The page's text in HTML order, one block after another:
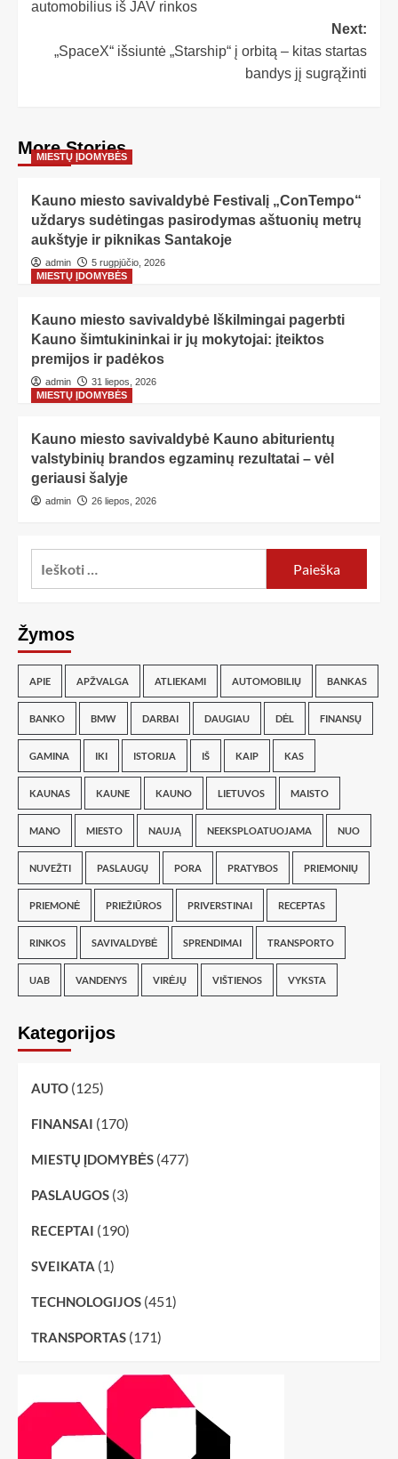
automobilius iš JAV rinkos
Next:
„SpaceX“ išsiuntė „Starship“ į orbitą – kitas startas
bandys jį sugrąžinti
More Stories
MIESTŲ ĮDOMYBĖS
Kauno miesto savivaldybė Festivalį „ConTempo“
uždarys sudėtingas pasirodymas aštuonių metrų
aukštyje ir piknikas Santakoje
admin
5 rugpjūčio, 2026
MIESTŲ ĮDOMYBĖS
Kauno miesto savivaldybė Iškilmingai pagerbti
Kauno šimtukininkai ir jų mokytojai: įteiktos
premijos ir padėkos
admin
31 liepos, 2026
MIESTŲ ĮDOMYBĖS
Kauno miesto savivaldybė Kauno abiturientų
valstybinių brandos egzaminų rezultatai – vėl
geriausi šalyje
admin 26 liepos, 2026
Žymos
APIE APŽVALGA ATLIEKAMI AUTOMOBILIŲ BANKAS
BANKO BMW DARBAI DAUGIAU DĖL FINANSŲ
GAMINA IKI ISTORIJA IŠ KAIP KAS
KAUNAS KAUNE KAUNO LIETUVOS MAISTO
MANO MIESTO NAUJĄ NEEKSPLOATUOJAMA NUO
NUVEŽTI PASLAUGŲ PORA PRATYBOS PRIEMONIŲ
PRIEMONĖ PRIEŽIŪROS PRIVERSTINAI RECEPTAS
RINKOS SAVIVALDYBĖ SPRENDIMAI TRANSPORTO
UAB VANDENYS VIRĖJŲ VIŠTIENOS VYKSTA
Kategorijos
AUTO (125)
FINANSAI (170)
MIESTŲ ĮDOMYBĖS (477)
PASLAUGOS (3)
RECEPTAI (190)
SVEIKATA (1)
TECHNOLOGIJOS (451)
TRANSPORTAS (171)